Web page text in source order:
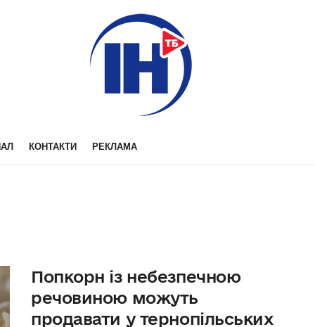
КОНТАКТИ РЕКЛАМА
Попкорн із небезпечною
речовиною можуть
продавати у тернопільських